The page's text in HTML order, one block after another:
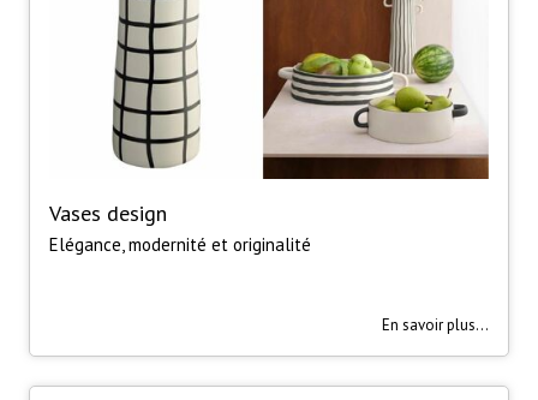
Vases design
Elégance, modernité et originalité
En savoir plus...